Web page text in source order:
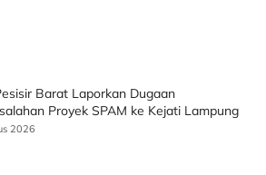
Barat Laporkan Dugaan
Proyek SPAM ke Kejati Lampung
2026